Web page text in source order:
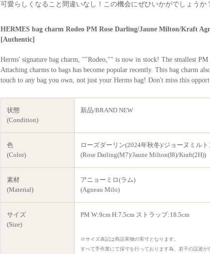
可愛らしくなること間違いなし！この機会にぜひいかがでしょうか
HERMES bag charm Rodeo PM Rose Darling/Jaune Milton/Kraft
[Authentic]
Herms' signature bag charm, ""Rodeo,"" is now in stock! The smallest
Attaching charms to bags has become popular recently. This bag charm
touch to any bag you own, not just your Herms bag! Don't miss this
状態
(Condition)
新品/BRAND NEW
色
(Color)
ローズダーリン(2024年秋冬)/ジョーヌミル
(Rose Darling(M7)/Jaune Milton(I8)/Kraft(2H))
素材
(Material)
アニョーミロ(ラム)
(Agneau Milo)
サイズ
(Size)
PM W:9cm H:7.5cm ストラップ:18.5cm
※サイズ表記は商品実物の実寸となります。
すべて手作業にて採寸を行っております為、若干の誤差